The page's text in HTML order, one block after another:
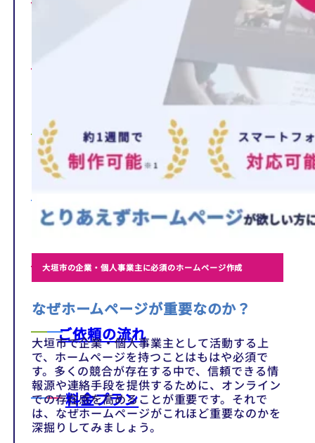
選ばれる理由
制作事例
ご依頼の流れ
料金プラン
大垣市の企業・個人事業主に必須のホームページ作成
なぜホームページが重要なのか？
大垣市で企業・個人事業主として活動する上
で、ホームページを持つことはもはや必須で
す。多くの競合が存在する中で、信頼できる情
報源や連絡手段を提供するために、オンライン
での存在感を高めることが重要です。それで
は、なぜホームページがこれほど重要なのかを
深掘りしてみましょう。